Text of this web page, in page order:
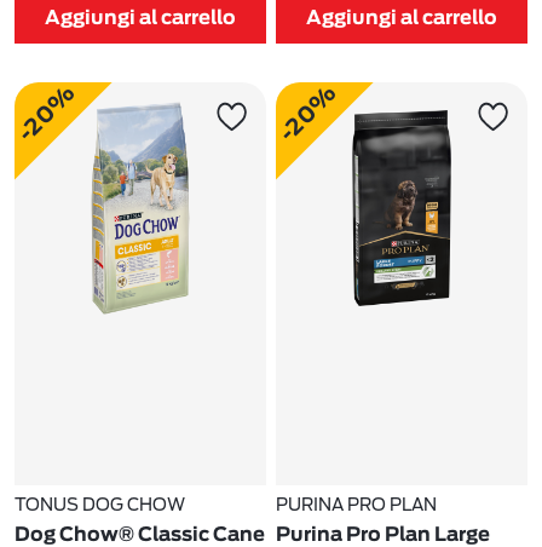
Aggiungi al carrello Aggiungi al carrello
-20%
TONUS DOG CHOW
Dog Chow® Classic Cane
-20%
PURINA PRO PLAN
Purina Pro Plan Large